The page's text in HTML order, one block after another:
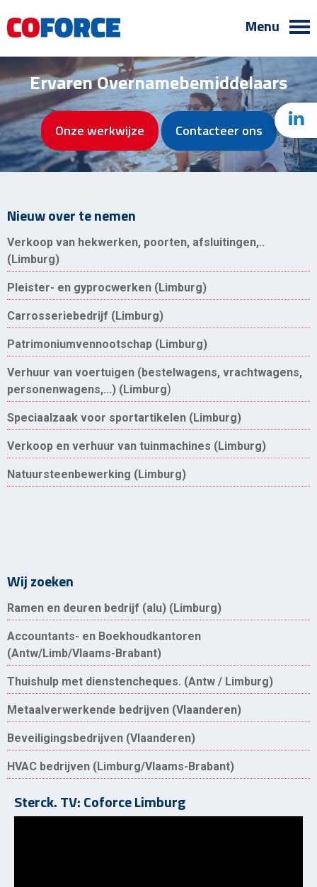
Menu
Ervaren Overnamebemiddelaars
Onze werkwijze Contacteer ons
Nieuw over te nemen
Verkoop van hekwerken, poorten, afsluitingen,..
(Limburg)
Pleister- en gyprocwerken (Limburg)
Carrosseriebedrijf (Limburg)
Patrimoniumvennootschap (Limburg)
Verhuur van voertuigen (bestelwagens, vrachtwagens,
personenwagens,...) (Limburg)
Speciaalzaak voor sportartikelen (Limburg)
Verkoop en verhuur van tuinmachines (Limburg)
Natuursteenbewerking (Limburg)
Wij zoeken
Ramen en deuren bedrijf (alu) (Limburg)
Accountants- en Boekhoudkantoren
(Antw/Limb/Vlaams-Brabant)
Thuishulp met dienstencheques. (Antw / Limburg)
Metaalverwerkende bedrijven (Vlaanderen)
Beveiligingsbedrijven (Vlaanderen)
HVAC bedrijven (Limburg/Vlaams-Brabant)
Sterck. TV: Coforce Limburg